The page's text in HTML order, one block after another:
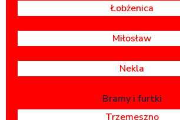
Łobżenica
Miłosław
Nekla
Bramy i furtki
Trzemeszno